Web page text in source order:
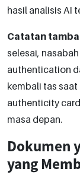
hasil analisis AI
Catatan
selesai,
authentication
kembali tas
authenticity
masa depan.
Dokumen
yang